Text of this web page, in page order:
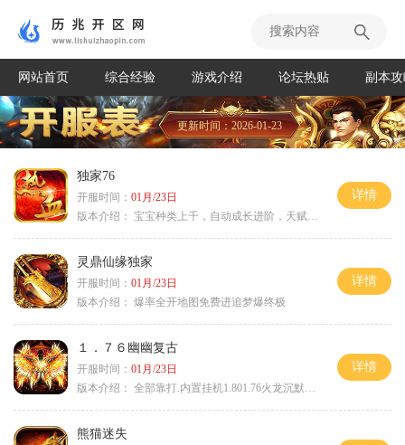
网站首页 综合经验 游戏介绍 论坛热贴 副本
更新时间：2026-01-23
独家76
开服时间： 01月/23日
版本介绍： 宝宝种类上千，自动成长进阶，天赋培养
详情
灵鼎仙缘独家
开服时间： 01月/23日
版本介绍： 爆率全开地图免费进追梦爆终极
详情
１．７６幽幽复古
开服时间： 01月/23日
版本介绍： 全部靠打.内置挂机1.801.76火龙沉默微变
详情
熊猫迷失